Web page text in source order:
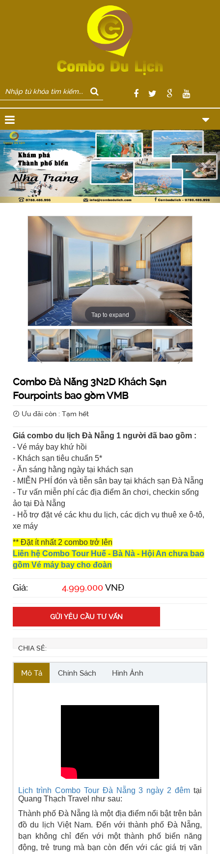
Previous
Tap to expand
Tap to expand
Tap to expand
Tap to expand
Tap to expand
Tap to expand
Tap to expand
Tap to expand
Tap to expand
Combo Đà Nẵng 3N2D Khách Sạn
Fourpoints bao gồm VMB
Ưu đãi còn : Tạm hết
Giá combo du lịch Đà Nẵng 1 người đã bao gồm :
- Vé máy bay khứ hồi
- Khách sạn tiêu chuẩn 5*
- Ăn sáng hằng ngày tại khách sạn
- MIỄN PHÍ đón và tiễn sân bay tại khách sạn Đà Nẵng
- Tư vấn miễn phí các địa điểm ăn chơi, checkin sống
ảo tại Đà Nẵng
- Hỗ trợ đặt vé các khu du lịch, các dịch vụ thuê xe ô-tô,
xe máy
** Đặt ít nhất 2 combo trở lên
Liên hệ Combo Tour Huế - Bà Nà - Hội An chưa bao
gồm Vé máy bay cho đoàn
Giá: 4.999.000 VNĐ
GỬI YÊU CẦU TƯ VẤN
CHIA SẺ:
Mô Tả Chính Sách Hình Ảnh
Lịch trình Combo Tour Đà Nẵng 3 ngày 2 đêmtại
Quang Thạch Travel như sau:
Thành phố Đà Nẵng là một địa điểm nổi bật trên bản
đồ du lịch Việt Nam. Đến với thành phố Đà Nẵng,
bạn không chỉ đến với một thành phố biển năng
động, trẻ trung mà bạn còn đến với các giá trị văn